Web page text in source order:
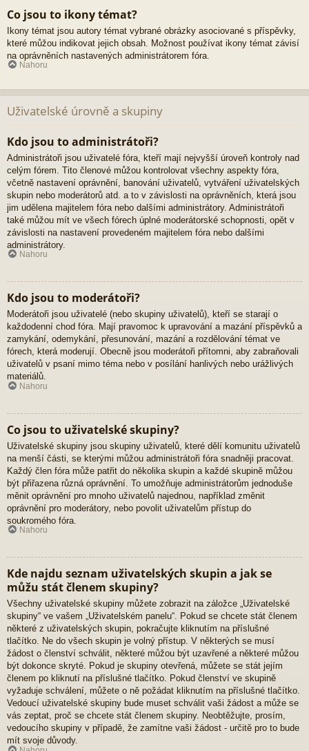
Co jsou to ikony témat?
Ikony témat jsou autory témat vybrané obrázky asociované s příspěvky,
které můžou indikovat jejich obsah. Možnost používat ikony témat závisí
na oprávněních nastavených administrátorem fóra.
Nahoru
Uživatelské úrovně a skupiny
Kdo jsou to administrátoři?
Administrátoři jsou uživatelé fóra, kteří mají nejvyšší úroveň kontroly nad
celým fórem. Tito členové můžou kontrolovat všechny aspekty fóra,
včetně nastavení oprávnění, banování uživatelů, vytváření uživatelských
skupin nebo moderátorů atd. a to v závislosti na oprávněních, která jsou
jim udělena majitelem fóra nebo dalšími administrátory. Administrátoři
také můžou mít ve všech fórech úplné moderátorské schopnosti, opět v
závislosti na nastavení provedeném majitelem fóra nebo dalšími
administrátory.
Nahoru
Kdo jsou to moderátoři?
Moderátoři jsou uživatelé (nebo skupiny uživatelů), kteří se starají o
každodenní chod fóra. Mají pravomoc k upravování a mazání příspěvků a
zamykání, odemykání, přesunování, mazání a rozdělování témat ve
fórech, která moderují. Obecně jsou moderátoři přítomni, aby zabraňovali
uživatelů v psaní mimo téma nebo v posílání hanlivých nebo urážlivých
materiálů.
Nahoru
Co jsou to uživatelské skupiny?
Uživatelské skupiny jsou skupiny uživatelů, které dělí komunitu uživatelů
na menší části, se kterými můžou administrátoři fóra snadněji pracovat.
Každý člen fóra může patřit do několika skupin a každé skupině můžou
být přiřazena různá oprávnění. To umožňuje administrátorům jednoduše
měnit oprávnění pro mnoho uživatelů najednou, například změnit
oprávnění pro moderátory, nebo povolit uživatelům přístup do
soukromého fóra.
Nahoru
Kde najdu seznam uživatelských skupin a jak se
můžu stát členem skupiny?
Všechny uživatelské skupiny můžete zobrazit na záložce „Uživatelské
skupiny“ ve vašem „Uživatelském panelu“. Pokud se chcete stát členem
některé z uživatelských skupin, pokračujte kliknutím na příslušné
tlačítko. Ne do všech skupin je volný přístup. V některých se musí
žádost o členství schválit, některé můžou být uzavřené a některé můžou
být dokonce skryté. Pokud je skupiny otevřená, můžete se stát jejím
členem po kliknutí na příslušné tlačítko. Pokud členství ve skupině
vyžaduje schválení, můžete o ně požádat kliknutím na příslušné tlačítko.
Vedoucí uživatelské skupiny bude muset schválit vaši žádost a může se
vás zeptat, proč se chcete stát členem skupiny. Neobtěžujte, prosím,
vedoucího skupiny v případě, že zamítne vaši žádost - určitě pro to bude
mít svoje důvody.